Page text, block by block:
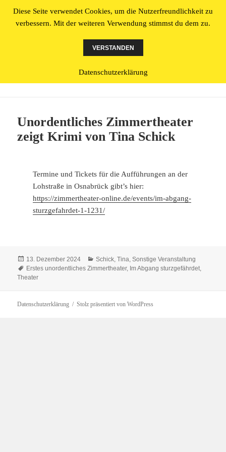
Literatur made in Osnabrück
Im Abgang sturzgefährdet
Unordentliches Zimmertheater
zeigt Krimi von Tina Schick
Termine und Tickets für die Aufführungen an der
Lohstraße in Osnabrück gibt’s hier:
https://zimmertheater-online.de/events/im-abgang-
sturzgefahrdet-1-1231/
Veröffentlicht
am
13. Dezember 2024 Kategorien
Schick, Tina,Sonstige Veranstaltung
Schlagwörter
Erstes unordentliches Zimmertheater, Im Abgang sturzgefährdet,
Theater
Datenschutzerklärung Stolz präsentiert von WordPress
Diese Seite verwendet Cookies, um die Nutzerfreundlichkeit zu
verbessern. Mit der weiteren Verwendung stimmst du dem zu.
VERSTANDEN
Datenschutzerklärung